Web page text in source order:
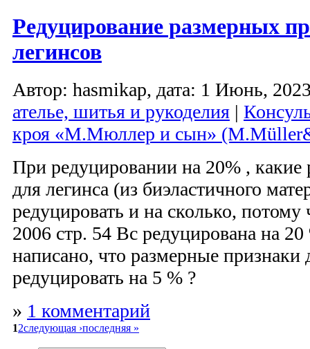
Редуцирование размерных
легинсов
Автор: hasmikap, дата: 1 Июнь,
ателье, шитья и рукоделия |
кроя «М.Мюллер и сын»
При редуцировании на 20% , какие
для легинса (из биэластичного
редуцировать и на сколько,
2006 стр. 54 Вс редуцирована на 20
написано, что размерные
редуцировать на 5 % ?
» 1 комментарий
12следующая ›последняя »